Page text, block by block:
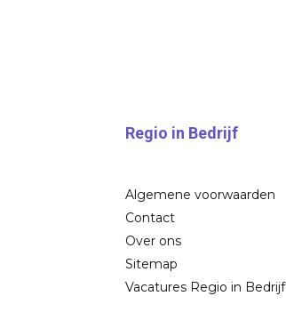
Regio in Bedrijf
Algemene voorwaarden
Contact
Over ons
Sitemap
Vacatures Regio in Bedrijf